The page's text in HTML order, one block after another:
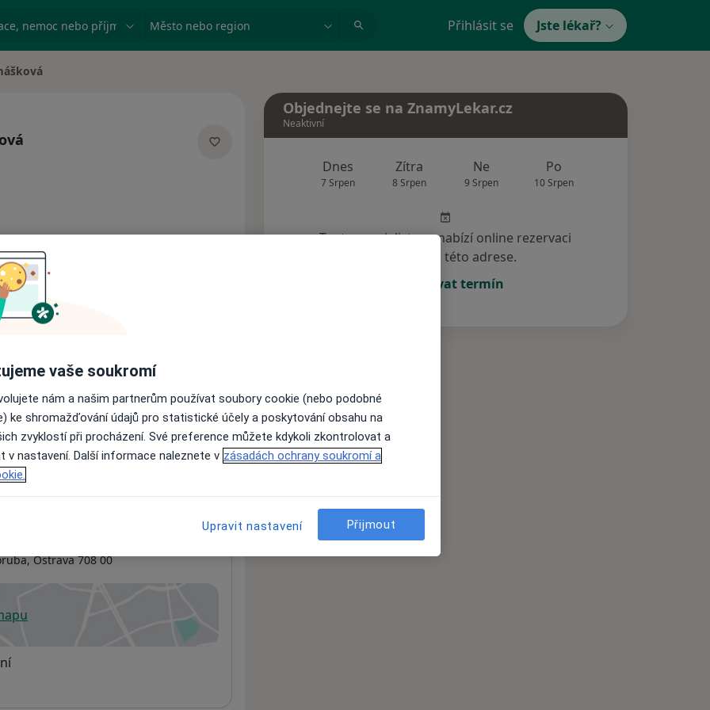
nemoc nebo příjmení Město nebo region Přihlásit se Jste lékař?
nejsou k dispozici
informace o svých službách.
,Ostrava708 00
v nové záložce
Objednejte se na ZnamyLekar.cz
Neaktivní
Dnes
7 Srpen
Zítra
8 Srpen
Ne
9 Srpen
Po
10 Srpen
Tento specialista nenabízí online rezervaci
termínu na této adrese.
Rezervovat termín
vaše soukromí
nám a našim partnerům používat soubory cookie (nebo podobné
ke shromažďování údajů pro statistické účely a poskytování obsahu na
zvyklostí při procházení. Své preference můžete kdykoli zkontrolovat a
v nastavení. Další informace naleznete v zásadách ochrany soukromí a
Upravit nastavení Přijmout